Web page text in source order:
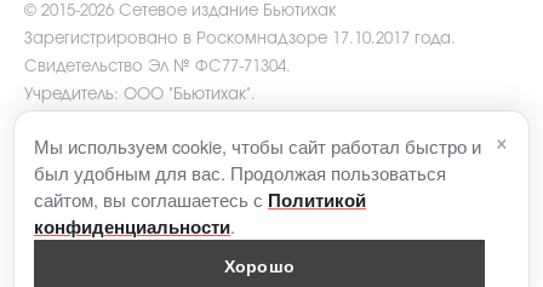
© 2015-2026 Сетевое издание Бьютихак
Зарегистрировано в Роскомнадзоре 17.10.2017 года.
Свидетельство Эл № ФС77-71304.
Учредитель: ООО "Бьютихак".
Адрес редакции: 121069, г. Москва, пер. Столовый, д. 6.
Телефон: +7 (495)916-61-51
e-mailcontact@beautyhack.ru
Мы используем cookie, чтобы сайт работал быстро и
был удобным для вас. Продолжая пользоваться
сайтом, вы соглашаетесь с Политикой
конфиденциальности.
Хорошо
×